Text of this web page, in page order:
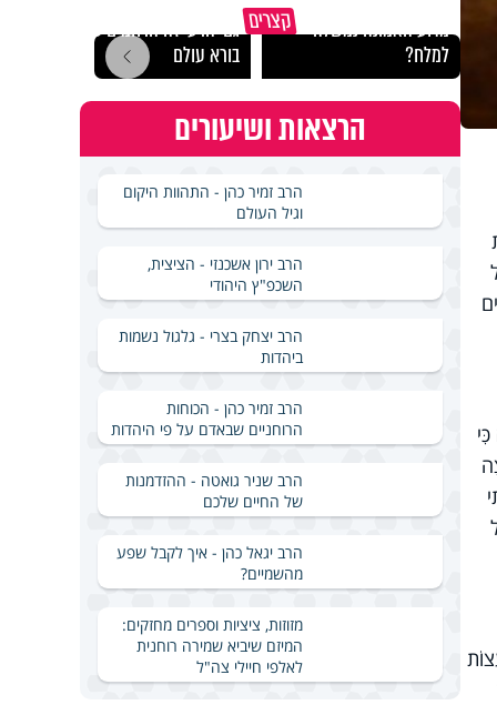
קצרים
מדוע האמונה נמשלה
למלח?
גם ׳הרע׳ זה הרחמים של
בורא עולם
הרצאות ושיעורים
הרב זמיר כהן - התהוות היקום
וגיל העולם
הרב ירון אשכנזי - הציצית,
השכפ"ץ היהודי
הרב יצחק בצרי - גלגול נשמות
ביהדות
הרב זמיר כהן - הכוחות
הרוחניים שבאדם על פי היהדות
הרב שניר גואטה - ההזדמנות
של החיים שלכם
הרב יגאל כהן - איך לקבל שפע
מהשמיים?
מזוזות, ציציות וספרים מחזקים:
המיזם שיביא שמירה רוחנית
לאלפי חיילי צה"ל